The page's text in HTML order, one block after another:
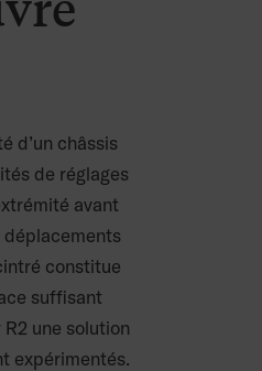
d’un châssis
de réglages
avant
constitue
suffisant
une solution
expérimentés.